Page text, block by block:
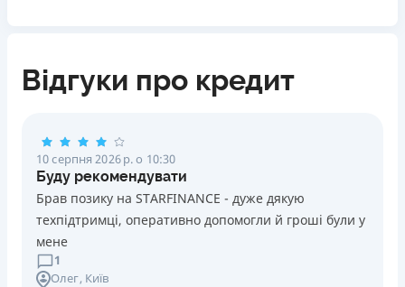
Відгуки про кредит
10 серпня 2026 р. о 10:30
Буду рекомендувати
Брав позику на STARFINANCE - дуже дякую
техпідтримці, оперативно допомогли й гроші були у
мене
1
Олег, Київ